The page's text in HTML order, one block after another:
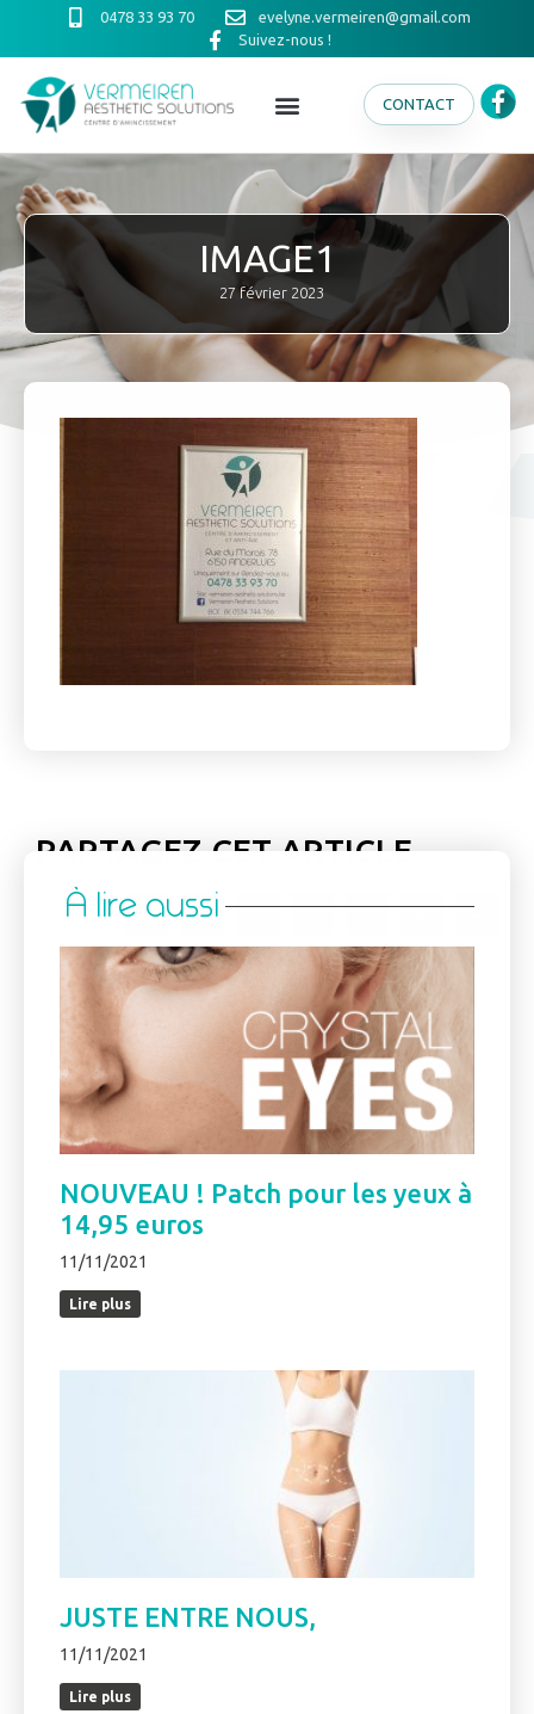
0478 33 93 70
evelyne.vermeiren@gmail.com
Suivez-nous !
CONTACT
IMAGE1
27 février 2023
PARTAGEZ CET ARTICLE
À lire aussi
NOUVEAU ! Patch pour les yeux à
14,95 euros
11/11/2021
Lire plus
JUSTE ENTRE NOUS,
11/11/2021
Lire plus